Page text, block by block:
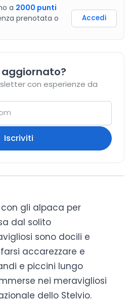
a 2000 punti
prenotata o
Accedi
con esperienze da
Iscriviti
gli alpaca per
dal solito
sono docili e
accarezzare e
e piccini lungo
nei meravigliosi
dello Stelvio.